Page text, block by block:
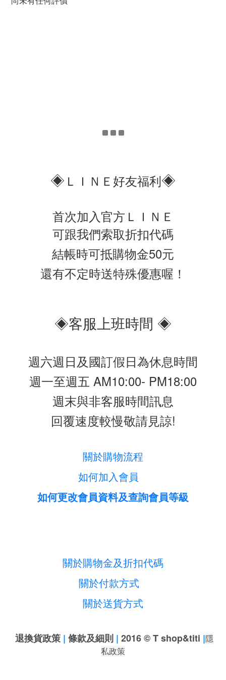
◈ ＬＩＮＥ好友福利◈
首次加入官方ＬＩＮＥ
可跟我們索取折扣代碼
結帳時可抵購物金50元
還有不定時送特殊優惠喔！
◈客服上班時間 ◈
週六週日及國訂假日為休息時間
週一至週五 AM10:00- PM18:00
週末與非客服時間訊息
回覆速度較慢敬請見諒!
關於購物流程
如何加入會員
如何更改會員資料及查詢會員等級
關於購物金及折扣代碼
關於付款方式
關於送貨方式
退換貨政策 | 條款及細則 | 2016 © T shop&titi |隱
私政策